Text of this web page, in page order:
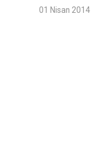
01 Nisan 2014